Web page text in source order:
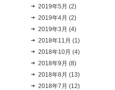
2019年5月 (2)
2019年4月 (2)
2019年3月 (4)
2018年11月 (1)
2018年10月 (4)
2018年9月 (8)
2018年8月 (13)
2018年7月 (12)